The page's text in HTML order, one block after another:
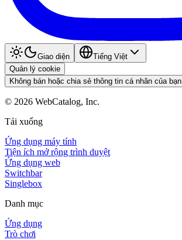
Giao diện
Tiếng Việt
Quản lý cookie
Không bán hoặc chia sẻ thông tin cá nhân của bạn
© 2026 WebCatalog, Inc.
Tải xuống
Ứng dụng máy tính
Tiện ích mở rộng trình duyệt
Ứng dụng web
Switchbar
Singlebox
Danh mục
Ứng dụng
Trò chơi